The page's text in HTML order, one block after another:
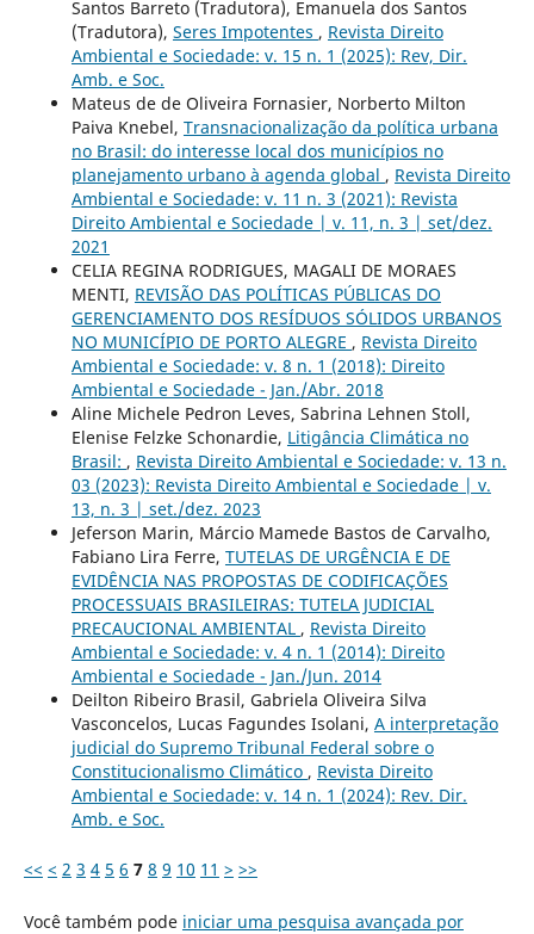
Santos Barreto (Tradutora), Emanuela dos Santos
(Tradutora), Seres Impotentes , Revista Direito
Ambiental e Sociedade: v. 15 n. 1 (2025): Rev, Dir.
Amb. e Soc.
Mateus de de Oliveira Fornasier, Norberto Milton
Paiva Knebel, Transnacionalização da política urbana
no Brasil: do interesse local dos municípios no
planejamento urbano à agenda global , Revista Direito
Ambiental e Sociedade: v. 11 n. 3 (2021): Revista
Direito Ambiental e Sociedade | v. 11, n. 3 | set/dez.
2021
CELIA REGINA RODRIGUES, MAGALI DE MORAES
MENTI, REVISÃO DAS POLÍTICAS PÚBLICAS DO
GERENCIAMENTO DOS RESÍDUOS SÓLIDOS URBANOS
NO MUNICÍPIO DE PORTO ALEGRE , Revista Direito
Ambiental e Sociedade: v. 8 n. 1 (2018): Direito
Ambiental e Sociedade - Jan./Abr. 2018
Aline Michele Pedron Leves, Sabrina Lehnen Stoll,
Elenise Felzke Schonardie, Litigância Climática no
Brasil: , Revista Direito Ambiental e Sociedade: v. 13 n.
03 (2023): Revista Direito Ambiental e Sociedade | v.
13, n. 3 | set./dez. 2023
Jeferson Marin, Márcio Mamede Bastos de Carvalho,
Fabiano Lira Ferre, TUTELAS DE URGÊNCIA E DE
EVIDÊNCIA NAS PROPOSTAS DE CODIFICAÇÕES
PROCESSUAIS BRASILEIRAS: TUTELA JUDICIAL
PRECAUCIONAL AMBIENTAL , Revista Direito
Ambiental e Sociedade: v. 4 n. 1 (2014): Direito
Ambiental e Sociedade - Jan./Jun. 2014
Deilton Ribeiro Brasil, Gabriela Oliveira Silva
Vasconcelos, Lucas Fagundes Isolani, A interpretação
judicial do Supremo Tribunal Federal sobre o
Constitucionalismo Climático , Revista Direito
Ambiental e Sociedade: v. 14 n. 1 (2024): Rev. Dir.
Amb. e Soc.
<< < 2 3 4 5 6 7 8 9 10 11 > >>
Você também pode iniciar uma pesquisa avançada por